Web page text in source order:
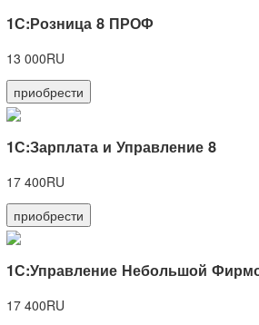
1С:Розница 8 ПРОФ
13 000RU
приобрести
1С:Зарплата и Управление 8
17 400RU
приобрести
1С:Управление Небольшой
17 400RU